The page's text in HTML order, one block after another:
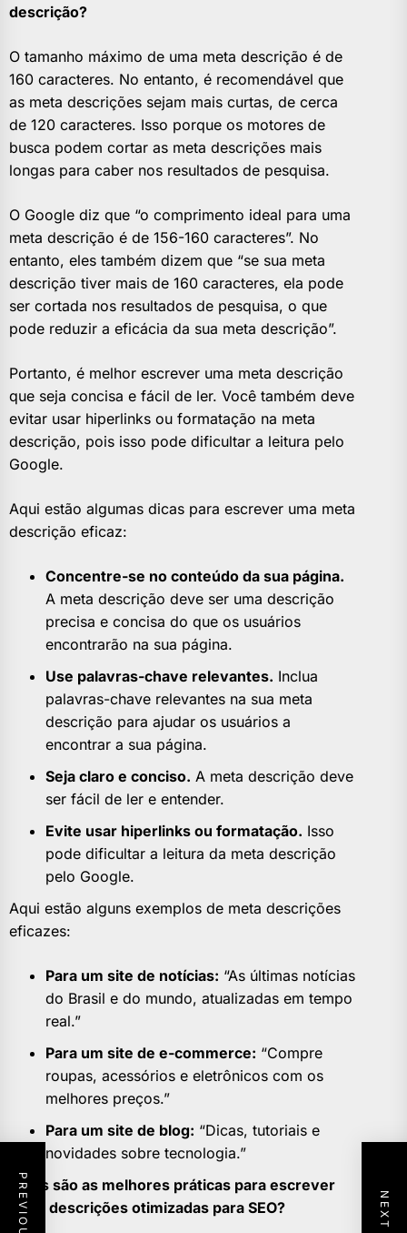
descrição?
O tamanho máximo de uma meta descrição é de
160 caracteres. No entanto, é recomendável que
as meta descrições sejam mais curtas, de cerca
de 120 caracteres. Isso porque os motores de
busca podem cortar as meta descrições mais
longas para caber nos resultados de pesquisa.
O Google diz que “o comprimento ideal para uma
meta descrição é de 156-160 caracteres”. No
entanto, eles também dizem que “se sua meta
descrição tiver mais de 160 caracteres, ela pode
ser cortada nos resultados de pesquisa, o que
pode reduzir a eficácia da sua meta descrição”.
Portanto, é melhor escrever uma meta descrição
que seja concisa e fácil de ler. Você também deve
evitar usar hiperlinks ou formatação na meta
descrição, pois isso pode dificultar a leitura pelo
Google.
Aqui estão algumas dicas para escrever uma meta
descrição eficaz:
Concentre-se no conteúdo da sua página.
A meta descrição deve ser uma descrição
precisa e concisa do que os usuários
encontrarão na sua página.
Use palavras-chave relevantes. Inclua
palavras-chave relevantes na sua meta
descrição para ajudar os usuários a
encontrar a sua página.
Seja claro e conciso. A meta descrição deve
ser fácil de ler e entender.
Evite usar hiperlinks ou formatação. Isso
pode dificultar a leitura da meta descrição
pelo Google.
Aqui estão alguns exemplos de meta descrições
eficazes:
Para um site de notícias: “As últimas notícias
do Brasil e do mundo, atualizadas em tempo
real.”
Para um site de e-commerce: “Compre
roupas, acessórios e eletrônicos com os
melhores preços.”
Para um site de blog: “Dicas, tutoriais e
novidades sobre tecnologia.”
Quais são as melhores práticas para escrever
meta descrições otimizadas para SEO?